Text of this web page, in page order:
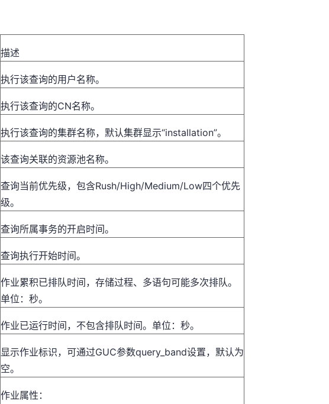
描述
执行该查询的用户名称。
执行该查询的CN名称。
执行该查询的集群名称，默认集群显示“installation”。
该查询关联的资源池名称。
查询当前优先级，包含Rush/High/Medium/Low四个优先
级。
查询所属事务的开启时间。
查询执行开始时间。
作业累积已排队时间，存储过程、多语句可能多次排队。
单位：秒。
作业已运行时间，不包含排队时间。单位：秒。
显示作业标识，可通过GUC参数query_band设置，默认为
空。
作业属性：